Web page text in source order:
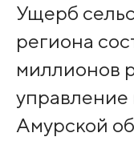
Ущерб
региона
миллионов
Амурской